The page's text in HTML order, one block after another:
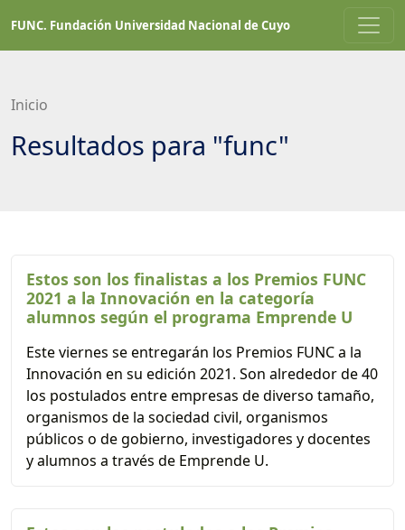
contenido
FUNC. Fundación Universidad Nacional de Cuyo
Inicio
Resultados para "func"
Estos son los finalistas a los Premios FUNC
2021 a la Innovación en la categoría
alumnos según el programa Emprende U
Este viernes se entregarán los Premios FUNC a la
Innovación en su edición 2021. Son alrededor de 40
los postulados entre empresas de diverso tamaño,
organismos de la sociedad civil, organismos
públicos o de gobierno, investigadores y docentes
y alumnos a través de Emprende U.